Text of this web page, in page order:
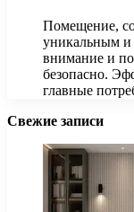
Помещение,
уникальным и
внимание и
безопасно.
главные
Свежие записи